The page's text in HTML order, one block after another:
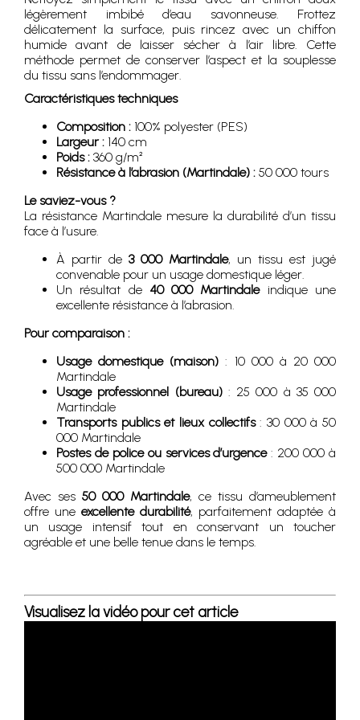
légèrement imbibé d’eau savonneuse. Frottez
délicatement la surface, puis rincez avec un chiffon
humide avant de laisser sécher à l’air libre. Cette
méthode permet de conserver l’aspect et la souplesse
du tissu sans l’endommager.
Caractéristiques techniques
Composition : 100% polyester (PES)
Largeur : 140 cm
Poids : 360 g/m²
Résistance à l’abrasion (Martindale) : 50 000 tours
Le saviez-vous ?
La résistance Martindale mesure la durabilité d’un tissu
face à l’usure.
À partir de 3 000 Martindale, un tissu est jugé
convenable pour un usage domestique léger.
Un résultat de 40 000 Martindaleindique une
excellente résistance à l’abrasion.
Pour comparaison :
Usage domestique (maison) : 10 000 à 20 000
Martindale
Usage professionnel (bureau): 25 000 à 35 000
Martindale
Transports publics et lieux collectifs: 30 000 à 50
000 Martindale
Postes de police ou services d’urgence: 200 000 à
500 000 Martindale
Avec ses 50 000 Martindale, ce tissu d’ameublement
offre une excellente durabilité, parfaitement adaptée à
un usage intensif tout en conservant un toucher
agréable et une belle tenue dans le temps.
Visualisez la vidéo pour cet article